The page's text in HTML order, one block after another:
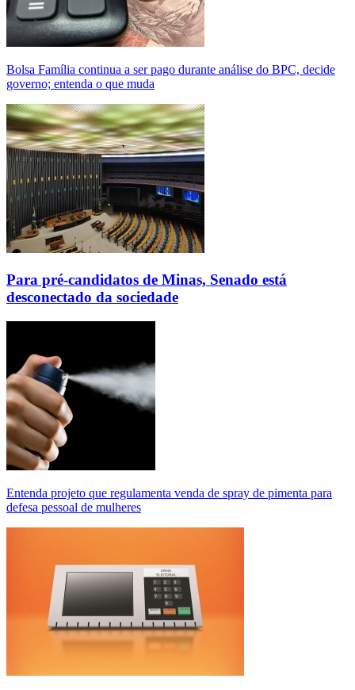
Bolsa Família continua a ser pago durante análise do BPC, decide
governo; entenda o que muda
Para pré-candidatos de Minas, Senado está
desconectado da sociedade
Entenda projeto que regulamenta venda de spray de pimenta para
defesa pessoal de mulheres